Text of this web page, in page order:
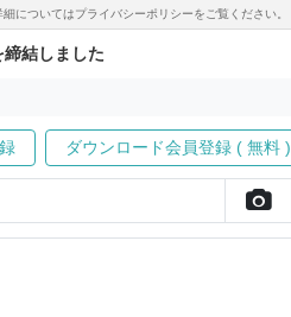
についてはプライバシーポリシーをご覧ください。
結しました
ダウンロード会員登録 ( 無料 )